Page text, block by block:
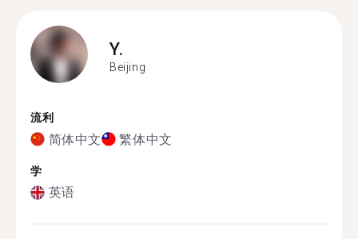
Y.
Beijing
流利
简体中文 繁体中文
学
英语